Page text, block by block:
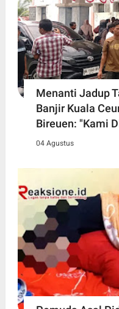
Menanti Jadup
Banjir Kuala
Bireuen: "Kami
04 Agustus